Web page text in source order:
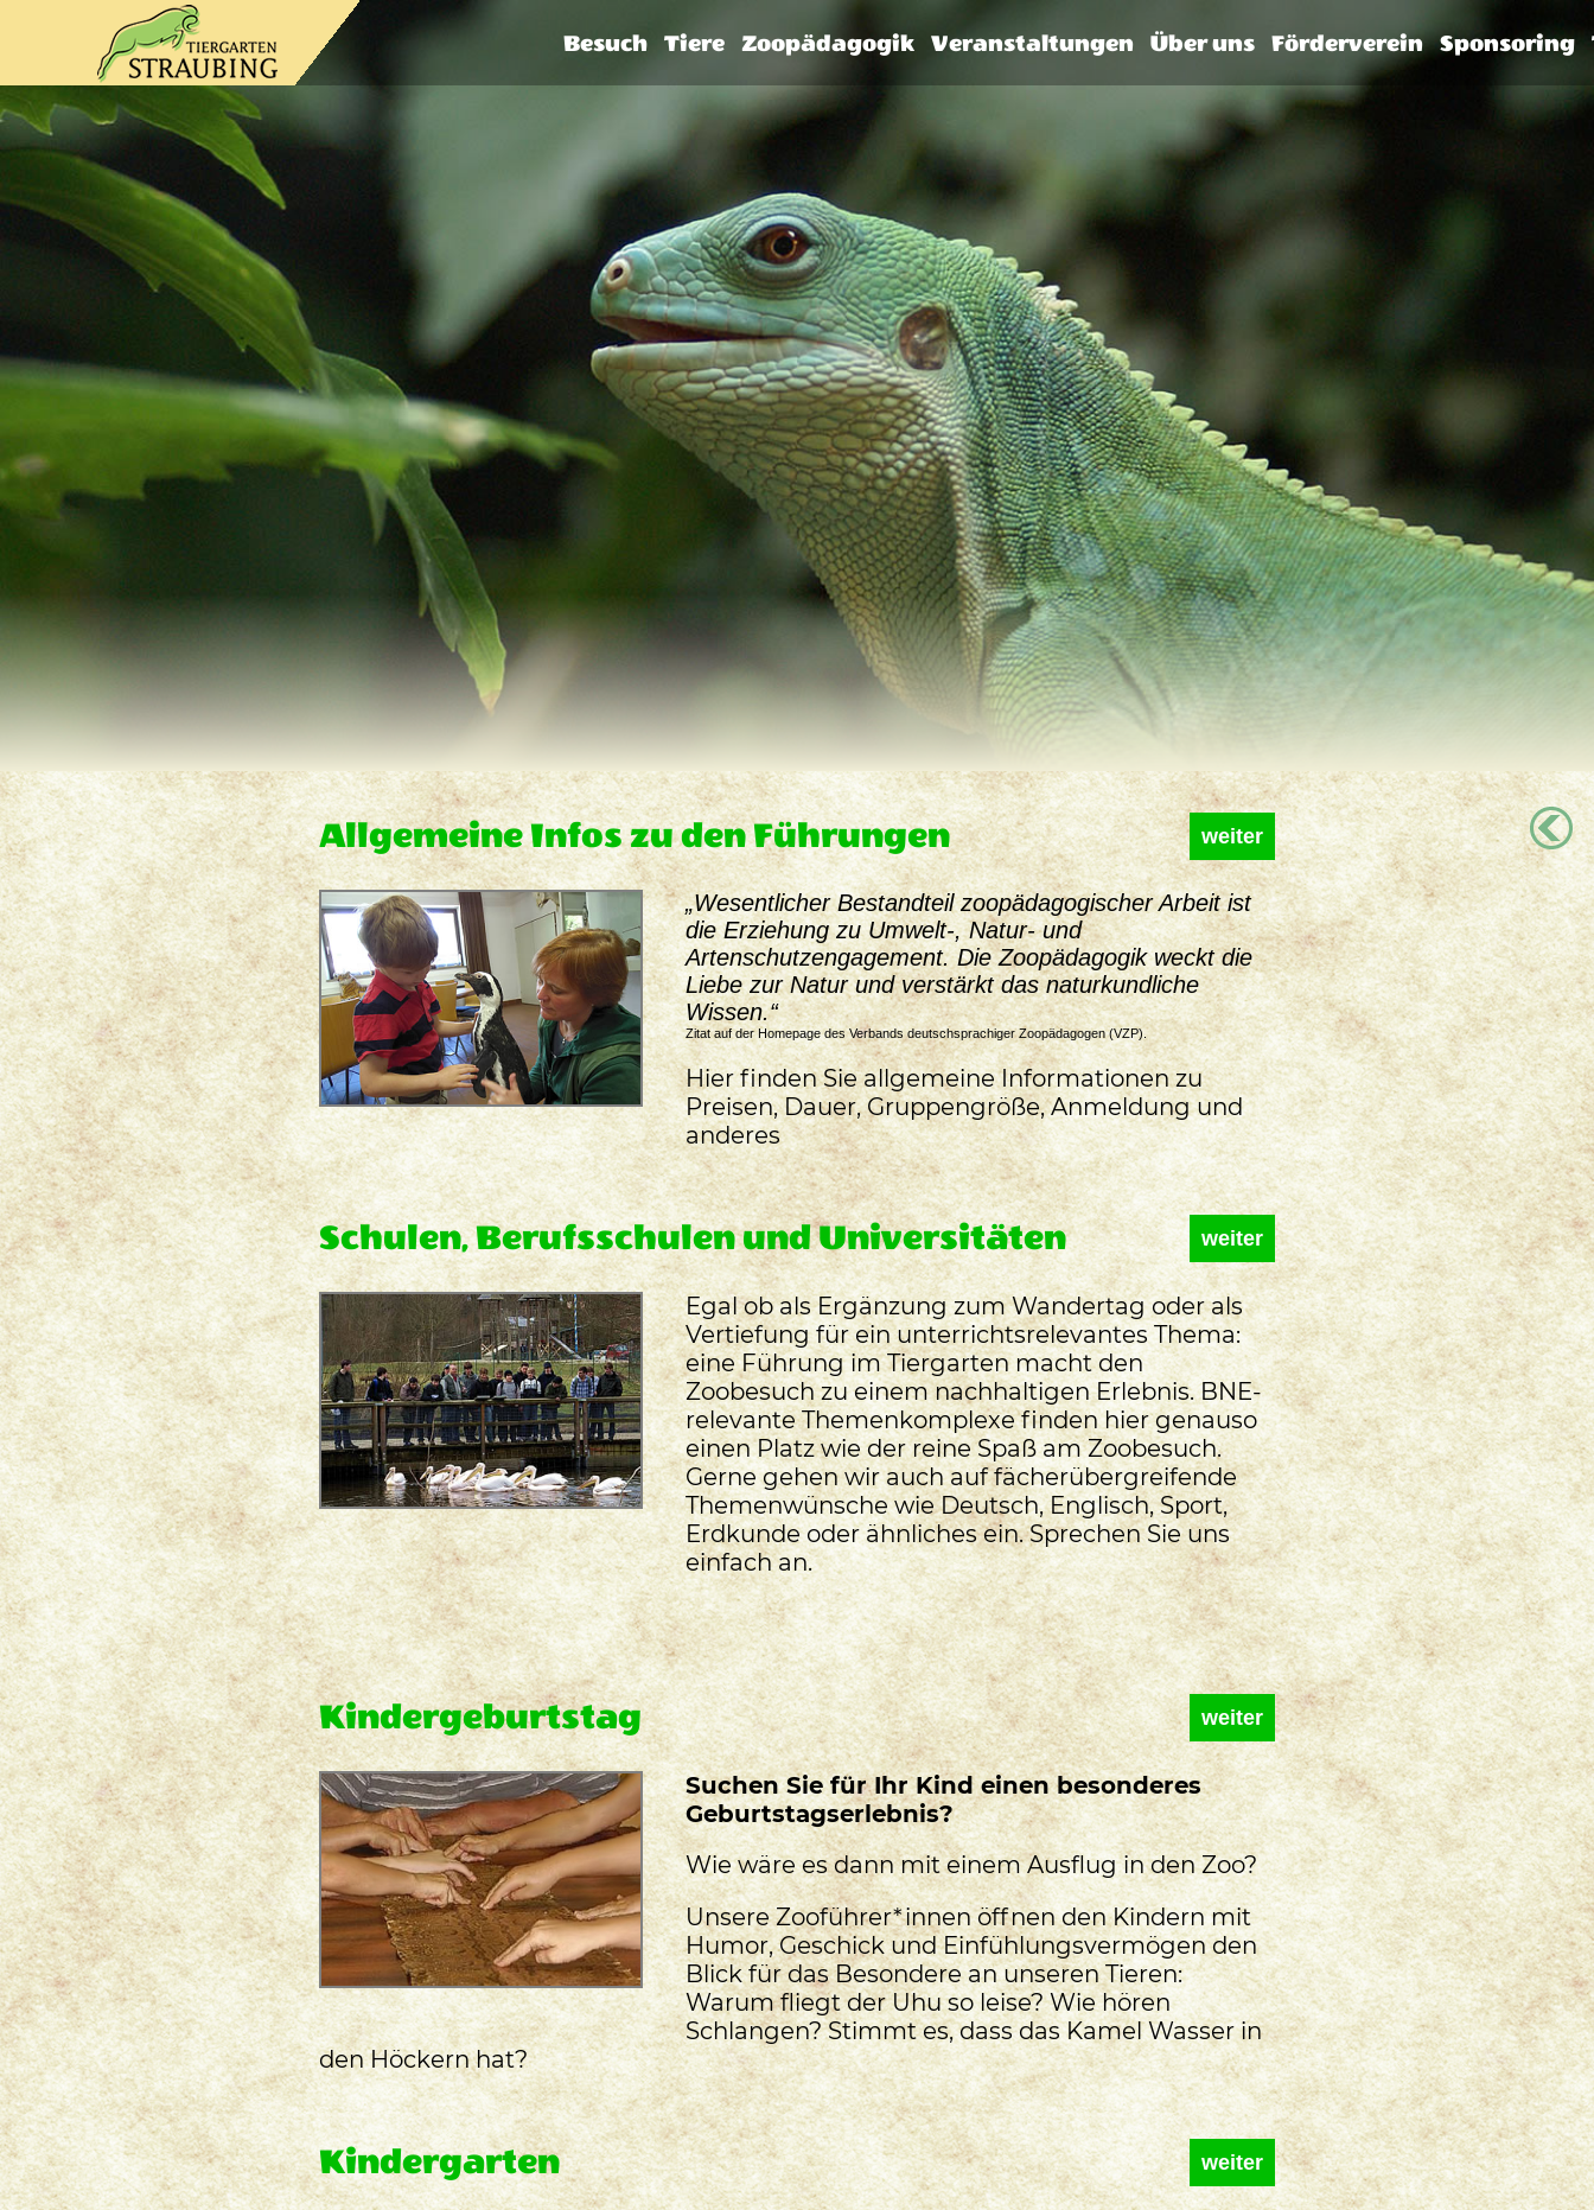
Besuch Tiere Zoopädagogik Veranstaltungen Über uns Förderverein Sponsoring
Allgemeine Infos zu den Führungen weiter
„Wesentlicher Bestandteil zoopädagogischer Arbeit ist
die Erziehung zu Umwelt‑, Natur‑ und
Artenschutzengagement. Die Zoopädagogik weckt die
Liebe zur Natur und verstärkt das naturkundliche
Wissen.“
Zitat auf der Homepage des Verbands deutschsprachiger Zoopädagogen (VZP).
Hier finden Sie allgemeine Informationen zu
Preisen, Dauer, Gruppengröße, Anmeldung und
anderes
Schulen, Berufsschulen und Universitäten weiter
Egal ob als Ergänzung zum Wandertag oder als
Vertiefung für ein unterrichtsrelevantes Thema:
eine Führung im Tiergarten macht den
Zoobesuch zu einem nachhaltigen Erlebnis. BNE-
relevante Themenkomplexe finden hier genauso
einen Platz wie der reine Spaß am Zoobesuch.
Gerne gehen wir auch auf fächerübergreifende
Themenwünsche wie Deutsch, Englisch, Sport,
Erdkunde oder ähnliches ein. Sprechen Sie uns
einfach an.
Kindergeburtstag weiter
Suchen Sie für Ihr Kind einen besonderes
Geburtstagserlebnis?
Wie wäre es dann mit einem Ausflug in den Zoo?
Unsere Zooführer*innen öffnen den Kindern mit
Humor, Geschick und Einfühlungsvermögen den
Blick für das Besondere an unseren Tieren:
Warum fliegt der Uhu so leise? Wie hören
Schlangen? Stimmt es, dass das Kamel Wasser in
den Höckern hat?
Kindergarten weiter